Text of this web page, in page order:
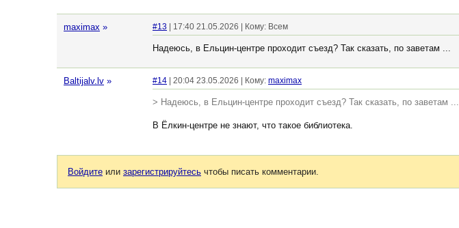
maximax » #13 | 17:40 21.05.2026 | Кому: Всем
Надеюсь, в Ельцин-центре проходит съезд? Так сказать, по заветам ...
Baltijalv.lv » #14 | 20:04 23.05.2026 | Кому: maximax
> Надеюсь, в Ельцин-центре проходит съезд? Так сказать, по заветам ...
В Ёлкин-центре не знают, что такое библиотека.
Войдите или зарегистрируйтесь чтобы писать комментарии.